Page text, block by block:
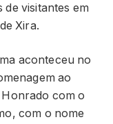
visitantes em
Xira.
aconteceu no
ao
com o
com o nome